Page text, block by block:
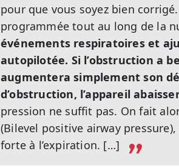
pour que vous soyez bien
programmée tout au long de la
événements respiratoires et
autopilotée. Si l’obstruction a
augmentera simplement son
d’obstruction, l’appareil
pression ne suffit pas. On fait
(Bilevel positive airway
forte à l’expiration. […]